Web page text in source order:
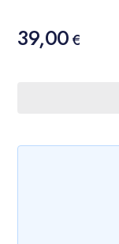
Hinta
39,00 €
39,00€